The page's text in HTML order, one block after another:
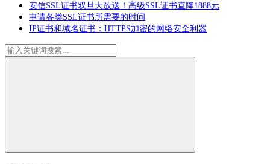
安信SSL证书双旦大放送！高级SSL证书直降1888元
申请各类SSL证书所需要的时间
IP证书和域名证书：HTTPS加密的网络安全利器